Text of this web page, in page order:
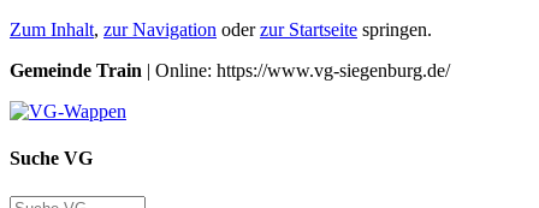
Zum Inhalt, zur Navigation oderzur Startseite springen.
Gemeinde Train | Online: https://www.vg-siegenburg.de/
Suche VG